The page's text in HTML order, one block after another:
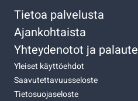
Tietoa palvelusta
Ajankohtaista
Yhteydenotot ja palaute
Yleiset käyttöehdot
Saavutettavuusseloste
Tietosuojaseloste